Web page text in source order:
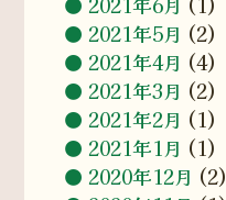
2021年5月 (2)
2021年4月 (4)
2021年3月 (2)
2021年2月 (1)
2021年1月 (1)
2020年12月 (2)